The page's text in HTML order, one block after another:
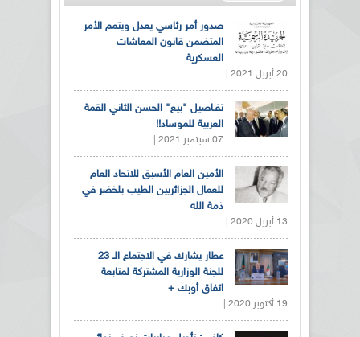
صدور أمر رئاسي يعدل ويتمم الأمر
المتضمن قانون المعاشات
العسكرية
20 أبريل 2021 |
تفـاصيل "بيع" الحسن الثاني القمة
العربية للموساد!!
07 سبتمبر 2021 |
الأمين العام الأسبق للاتحاد العام
للعمال الجزائريين الطيب بلخضر في
ذمة الله
13 أبريل 2020 |
عطار يشارك في الاجتماع الـ 23
للجنة الوزارية المشتركة لمتابعة
اتفاق أوبك +
19 أكتوبر 2020 |